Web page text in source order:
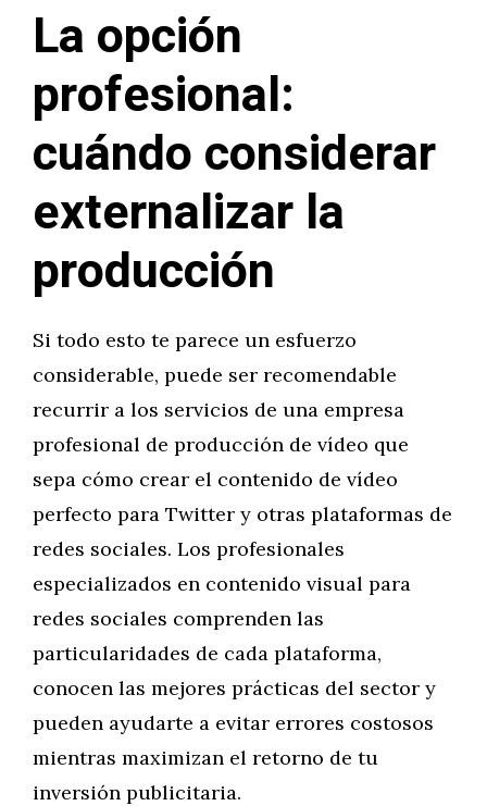
La opción
profesional:
cuándo considerar
externalizar la
producción
Si todo esto te parece un esfuerzo
considerable, puede ser recomendable
recurrir a los servicios de una empresa
profesional de producción de vídeo que
sepa cómo crear el contenido de vídeo
perfecto para Twitter y otras plataformas de
redes sociales. Los profesionales
especializados en contenido visual para
redes sociales comprenden las
particularidades de cada plataforma,
conocen las mejores prácticas del sector y
pueden ayudarte a evitar errores costosos
mientras maximizan el retorno de tu
inversión publicitaria.